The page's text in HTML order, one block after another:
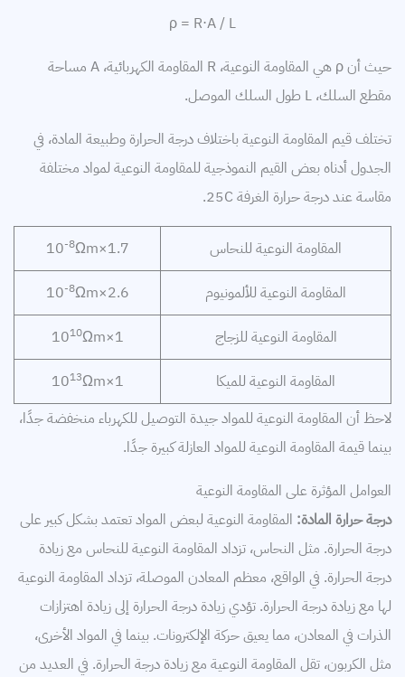
ρ = R⋅A / L
حيث أن ρ هي المقاومة النوعية، R المقاومة الكهربائية، A مساحة
مقطع السلك، L طول السلك الموصل.
تختلف قيم المقاومة النوعية باختلاف درجة الحرارة وطبيعة المادة، في
الجدول أدناه بعض القيم النموذجية للمقاومة النوعية لمواد مختلفة
مقاسة عند درجة حرارة الغرفة 25C.
المقاومة النوعية للنحاس 1.7×10
-8Ωm
المقاومة النوعية للألمونيوم 2.6×10
-8Ωm
المقاومة النوعية للزجاج 1×10
10Ωm
المقاومة النوعية للميكا 1×10
13Ωm
لاحظ أن المقاومة النوعية للمواد جيدة التوصيل للكهرباء منخفضة جدًا،
بينما قيمة المقاومة النوعية للمواد العازلة كبيرة جدًا.
العوامل المؤثرة على المقاومة النوعية
درجة حرارة المادة: المقاومة النوعية لبعض المواد تعتمد بشكل كبير على
درجة الحرارة. مثل النحاس، تزداد المقاومة النوعية للنحاس مع زيادة
درجة الحرارة. في الواقع، معظم المعادن الموصلة، تزداد المقاومة النوعية
لها مع زيادة درجة الحرارة. تؤدي زيادة درجة الحرارة إلى زيادة اهتزازات
الذرات في المعادن، مما يعيق حركة الإلكترونات. بينما في المواد الأخرى،
مثل الكربون، تقل المقاومة النوعية مع زيادة درجة الحرارة. في العديد من